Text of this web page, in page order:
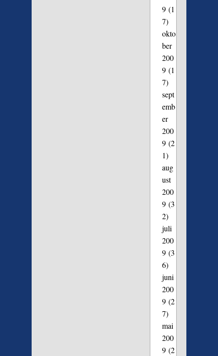
9(1
7)
okto
ber
200
9(1
7)
sept
emb
er
200
9(2
1)
aug
ust
200
9(3
2)
juli
200
9(3
6)
juni
200
9(2
7)
mai
200
9(2